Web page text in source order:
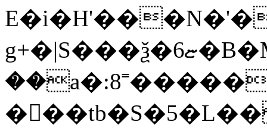
g+�|S���ѯ�6ޏ�B�M6��!.�bE1ե�̴6.Ҽ�kL��6�{�[�����a���$��r2�dG8'�:�F��;t��0np��w� ee�s�F)���[����.S�a���7���)�������m����&�>Mvd��2tÖB��ݩ2�����q��`��HEz�ۤ|